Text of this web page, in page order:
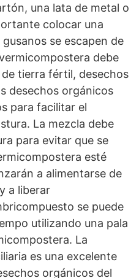
una lata de metal o
colocar una
se escapen de
debe
tierra fértil, desechos
desechos orgánicos
para facilitar el
La mezcla debe
para evitar que se
esté
a alimentarse de
a liberar
se puede
utilizando una pala
La
es una excelente
orgánicos del